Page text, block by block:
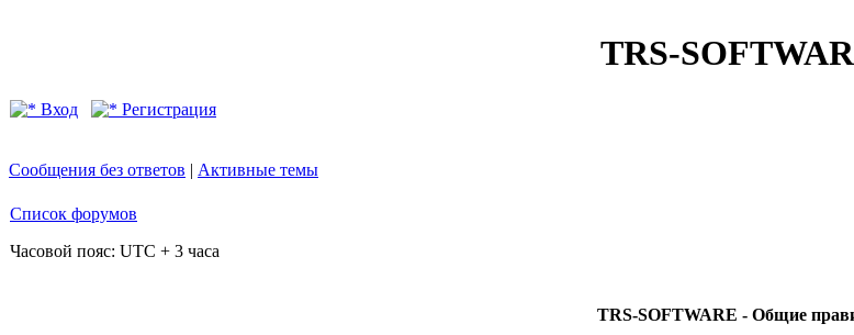
TRS-
Вход Регистрация
Сообщения без ответов | Активные темы
Список форумов
Часовой пояс: UTC + 3 часа
TRS-SOFTWARE - Общие